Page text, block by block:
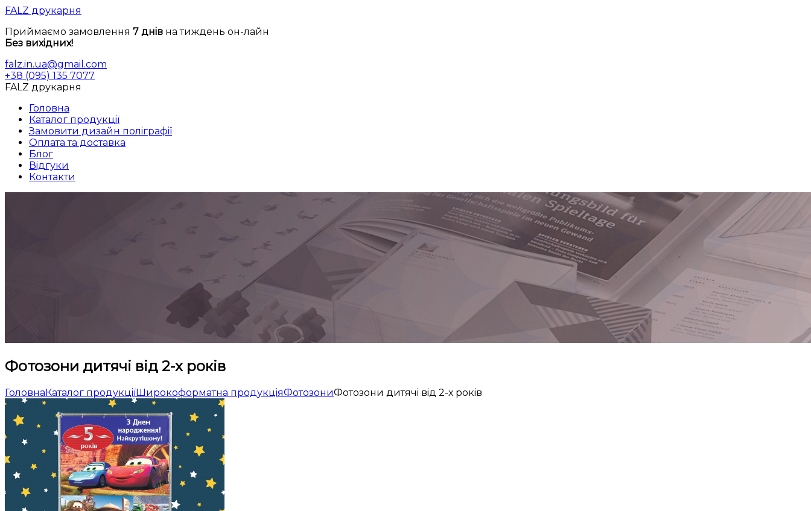
FALZ друкарня
Приймаємо замовлення 7 днiв на тиждень он-лайн
Без вихiдних!
falz.in.ua@gmail.com
+38 (095) 135 7077
FALZ друкарня
Головна
Каталог продукцiї
Замовити дизайн полiграфiї
Оплата та доставка
Блог
Вiдгуки
Контакти
Фотозони дитячi вiд 2-х рокiв
ГоловнаКаталог продукцiїШирокоформатна продукцiяФотозониФотозони дитячi вiд 2-х рокiв